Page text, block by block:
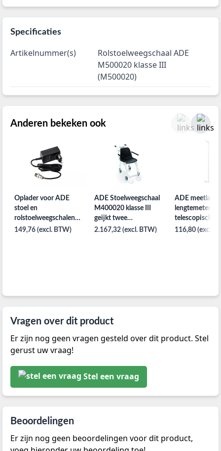
Specificaties
Artikelnummer(s)
Rolstoelweegschaal ADE
M500020 klasse III
(M500020)
Anderen bekeken ook
Oplader voor ADE
stoel en
rolstoelweegschalen
M400020-M500020
149,76 (excl. BTW)
ADE Stoelweegschaal
M400020 klasse III
geijkt twee
zwenkwielen
2.167,32 (excl. BTW)
ADE meetlat
lengtemeter
telescopisch
per stuk
116,80 (excl.
Vragen over dit product
Er zijn nog geen vragen gesteld over dit product. Stel
gerust uw vraag!
Stel een vraag
Beoordelingen
Er zijn nog geen beoordelingen voor dit product,